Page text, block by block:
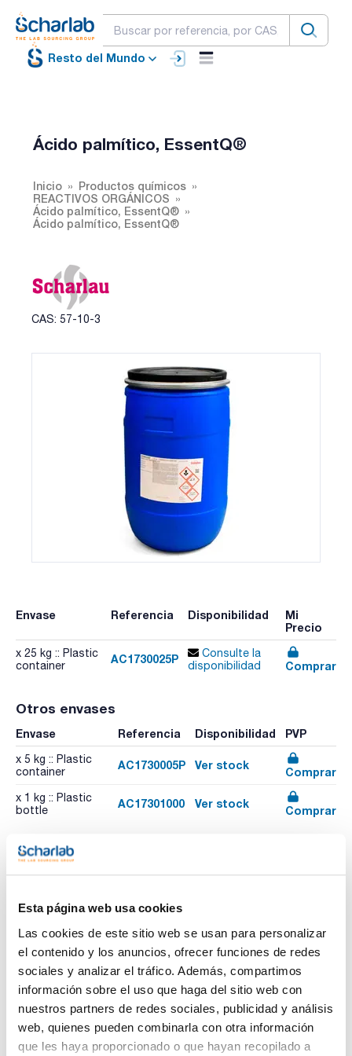
Esta página web usa cookies
Las cookies de este sitio web se usan para personalizar
el contenido y los anuncios, ofrecer funciones de redes
sociales y analizar el tráfico. Además, compartimos
información sobre el uso que haga del sitio web con
nuestros partners de redes sociales, publicidad y análisis
web, quienes pueden combinarla con otra información
que les haya proporcionado o que hayan recopilado a
Resto del Mundo
Ácido palmítico, EssentQ®
Inicio
Productos químicos
REACTIVOS ORGÁNICOS
Ácido palmítico, EssentQ®
Ácido palmítico, EssentQ®
CAS: 57-10-3
Envase Referencia Disponibilidad
Mi
Precio
x 25 kg :: Plastic
container
AC1730025P
Consulte la
disponibilidad
Comprar
Otros envases
Envase Referencia Disponibilidad PVP
x 5 kg :: Plastic
container
AC1730005P Ver stock
Comprar
x 1 kg :: Plastic
bottle
AC17301000 Ver stock
Comprar
Características
- Sinónimos: Ácido hexadecanoico
- C16H32O2
- M = 256,43 g/mol
- CAS [57-10-3]
- EINECS-No.: 200-312-9
- Solub. en agua: (20 ºC): insoluble
- Punto de fusión: 61 - 63 ºC
- Punto de ebullición: (133 hPa) 271,5 ºC
- Punto de inflamación: 205 ºC
Ver más
Documentación técnica